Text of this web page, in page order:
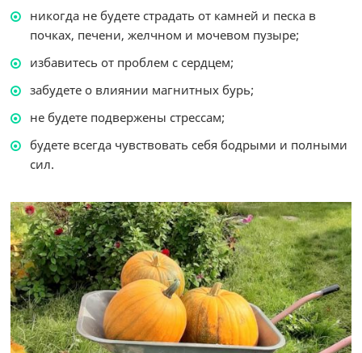
никогда не будете страдать от камней и песка в
почках, печени, желчном и мочевом пузыре;
избавитесь от проблем с сердцем;
забудете о влиянии магнитных бурь;
не будете подвержены стрессам;
будете всегда чувствовать себя бодрыми и полными
сил.